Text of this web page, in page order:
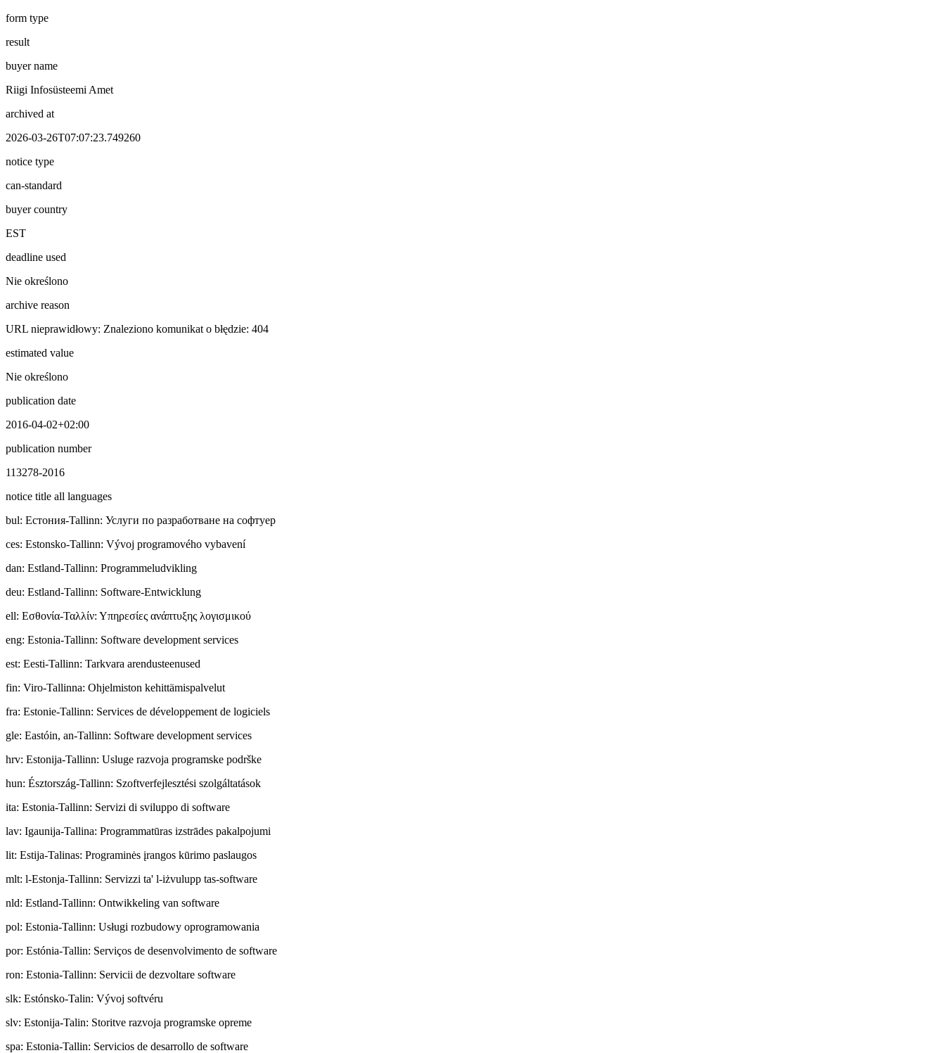
form type
result
buyer name
Riigi Infosüsteemi Amet
archived at
2026-03-26T07:07:23.749260
notice type
can-standard
buyer country
EST
deadline used
Nie określono
archive reason
URL nieprawidłowy: Znaleziono komunikat o błędzie: 404
estimated value
Nie określono
publication date
2016-04-02+02:00
publication number
113278-2016
notice title all languages
bul: Ecтoния-Tallinn: Услуги по разработване на софтуер
ces: Estonsko-Tallinn: Vývoj programového vybavení
dan: Estland-Tallinn: Programmeludvikling
deu: Estland-Tallinn: Software-Entwicklung
ell: Εσθονία-Ταλλίν: Υπηρεσίες ανάπτυξης λογισμικού
eng: Estonia-Tallinn: Software development services
est: Eesti-Tallinn: Tarkvara arendusteenused
fin: Viro-Tallinna: Ohjelmiston kehittämispalvelut
fra: Estonie-Tallinn: Services de développement de logiciels
gle: Eastóin, an-Tallinn: Software development services
hrv: Estonija-Tallinn: Usluge razvoja programske podrške
hun: Észtország-Tallinn: Szoftverfejlesztési szolgáltatások
ita: Estonia-Tallinn: Servizi di sviluppo di software
lav: Igaunija-Tallina: Programmatūras izstrādes pakalpojumi
lit: Estija-Talinas: Programinės įrangos kūrimo paslaugos
mlt: l-Estonja-Tallinn: Servizzi ta' l-iżvulupp tas-software
nld: Estland-Tallinn: Ontwikkeling van software
pol: Estonia-Tallinn: Usługi rozbudowy oprogramowania
por: Estónia-Tallin: Serviços de desenvolvimento de software
ron: Estonia-Tallinn: Servicii de dezvoltare software
slk: Estónsko-Talin: Vývoj softvéru
slv: Estonija-Talin: Storitve razvoja programske opreme
spa: Estonia-Tallin: Servicios de desarrollo de software